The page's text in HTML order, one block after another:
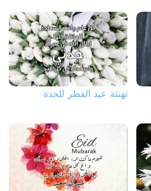
تهنئة عيد الفطر للجدة